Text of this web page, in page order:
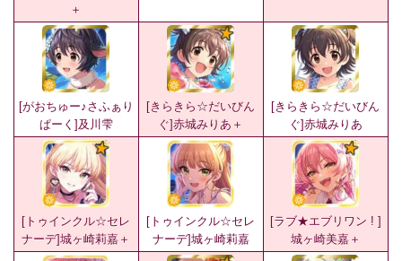
＋
[がおちゅー♪さふぁり
ぱーく]及川雫
[きらきら☆だいびん
ぐ]赤城みりあ＋
[きらきら☆だいびん
ぐ]赤城みりあ
[トゥインクル☆セレ
ナーデ]城ヶ崎莉嘉＋
[トゥインクル☆セレ
ナーデ]城ヶ崎莉嘉
[ラブ★エブリワン ! ]
城ヶ崎美嘉＋